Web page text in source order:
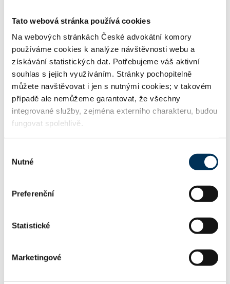
Tato webová stránka používá cookies
Na webových stránkách České advokátní komory
používáme cookies k analýze návštěvnosti webu a
získávání statistických dat. Potřebujeme váš aktivní
souhlas s jejich využíváním. Stránky pochopitelně
můžete navštěvovat i jen s nutnými cookies; v takovém
případě ale nemůžeme garantovat, že všechny
integrované služby, zejména externího charakteru, budou
fungovat spolehlivě.
souhlasu
Nutné
Preferenční
Statistické
Marketingové
JAZYK
anglický
francouzský
německý
KONCIPIENTI